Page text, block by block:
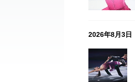
2026年8月3日